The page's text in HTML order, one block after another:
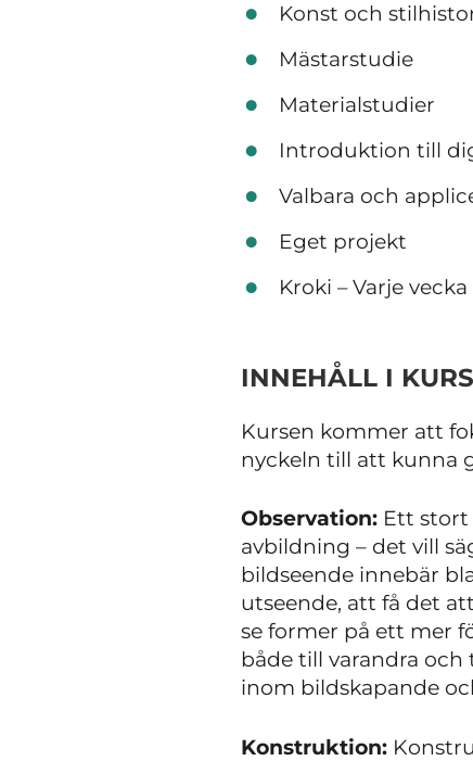
Konst och
Mästarstudie
Materialstudier
Introduktion till
Valbara och
Eget projekt
Kroki – Varje
INNEHÅLL I
Kursen kommer att
nyckeln till att kunna
Observation: Ett stort
avbildning – det vill
bildseende innebär
utseende, att få det
se former på ett mer
både till varandra
inom bildskapande
Konstruktion: